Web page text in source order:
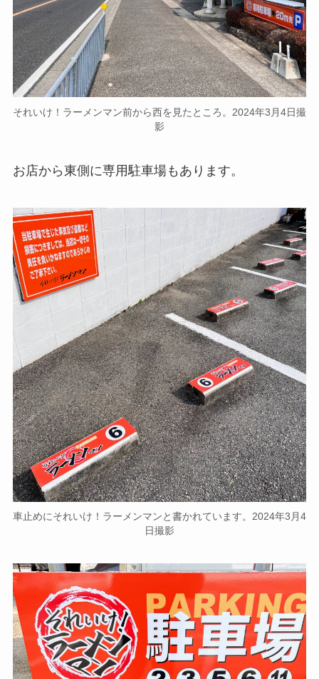
それいけ！ラーメンマン前から西を見たところ。2024年3月4日撮
影
お店から東側に専用駐車場もあります。
車止めにそれいけ！ラーメンマンと書かれています。2024年3月4
日撮影